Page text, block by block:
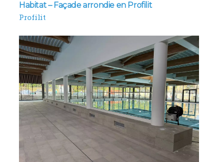
Habitat – Façade arrondie en Profilit
Profilit